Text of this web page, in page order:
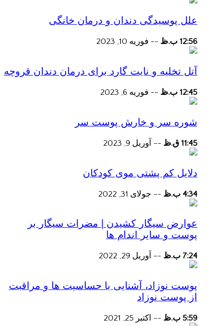
علل پوسیدگی دندان و درمان خانگی
12:56 ب.ظ -- فوریه 10, 2023
آتل تخلیه و نایت گارد برای درمان دندان قروچه
12:45 ب.ظ -- فوریه 6, 2023
شوره سر و خارش پوست سر
11:45 ق.ظ -- آوریل 9, 2023
دلایل کم پشتی موی کودکان
4:34 ب.ظ -- جولای 31, 2022
عوارض سیگار کشیدن | مضرات سیگار بر
پوست و سایر اندام ها
7:24 ب.ظ -- آوریل 29, 2022
پوست نوزاد، آشنایی با حساسیت ها و مراقبت
از پوست نوزاد
5:59 ب.ظ -- اکتبر 25, 2021